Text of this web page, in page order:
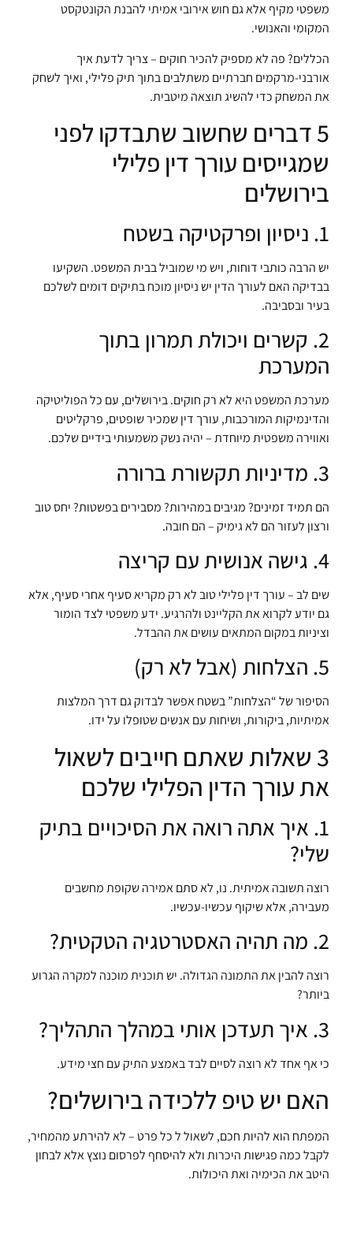
משפטי מקיף אלא גם חוש אירובי אמיתי להבנת הקונטקסט
המקומי והאנושי.
הכללים? פה לא מספיק להכיר חוקים – צריך לדעת איך
אורבני-מרקמים חברתיים משתלבים בתוך תיק פלילי, ואיך לשחק
את המשחק כדי להשיג תוצאה מיטבית.
5 דברים שחשוב שתבדקו לפני
שמגייסים עורך דין פלילי
בירושלים
1. ניסיון ופרקטיקה בשטח
יש הרבה כותבי דוחות, ויש מי שמוביל בבית המשפט. השקיעו
בבדיקה האם לעורך הדין יש ניסיון מוכח בתיקים דומים לשלכם
בעיר ובסביבה.
2. קשרים ויכולת תמרון בתוך
המערכת
מערכת המשפט היא לא רק חוקים. בירושלים, עם כל הפוליטיקה
והדינמיקות המורכבות, עורך דין שמכיר שופטים, פרקליטים
ואווירה משפטית מיוחדת – יהיה נשק משמעותי בידיים שלכם.
3. מדיניות תקשורת ברורה
הם תמיד זמינים? מגיבים במהירות? מסבירים בפשטות? יחס טוב
ורצון לעזור הם לא גימיק – הם חובה.
4. גישה אנושית עם קריצה
שים לב – עורך דין פלילי טוב לא רק מקריא סעיף אחרי סעיף, אלא
גם יודע לקרוא את הקליינט ולהרגיע. ידע משפטי לצד הומור
וציניות במקום המתאים עושים את ההבדל.
5. הצלחות (אבל לא רק)
הסיפור של “הצלחות” בשטח אפשר לבדוק גם דרך המלצות
אמיתיות, ביקורות, ושיחות עם אנשים שטופלו על ידו.
3 שאלות שאתם חייבים לשאול
את עורך הדין הפלילי שלכם
1. איך אתה רואה את הסיכויים בתיק
שלי?
רוצה תשובה אמיתית. נו, לא סתם אמירה שקופת מחשבים
מעבירה, אלא שיקוף עכשיו-עכשיו.
2. מה תהיה האסטרטגיה הטקטית?
רוצה להבין את התמונה הגדולה. יש תוכנית מוכנה למקרה הגרוע
ביותר?
3. איך תעדכן אותי במהלך התהליך?
כי אף אחד לא רוצה לסיים לבד באמצע התיק עם חצי מידע.
האם יש טיפ ללכידה בירושלים?
המפתח הוא להיות חכם, לשאול ל כל פרט – לא להירתע מהמחיר,
לקבל כמה פגישות היכרות ולא להיסחף לפרסום נוצץ אלא לבחון
היטב את הכימיה ואת היכולות.